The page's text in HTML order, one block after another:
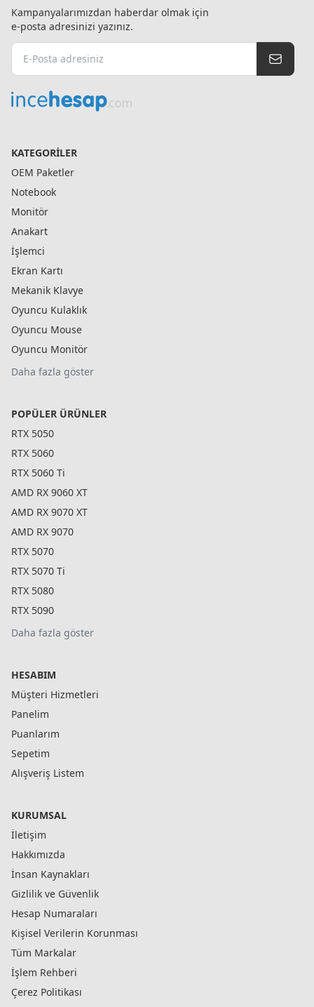
Kampanyalarımızdan haberdar olmak için
e-posta adresinizi yazınız.
KATEGORILER
OEM Paketler
Notebook
Monitör
Anakart
İşlemci
Ekran Kartı
Mekanik Klavye
Oyuncu Kulaklık
Oyuncu Mouse
Oyuncu Monitör
Daha fazla göster
POPÜLER ÜRÜNLER
RTX 5050
RTX 5060
RTX 5060 Ti
AMD RX 9060 XT
AMD RX 9070 XT
AMD RX 9070
RTX 5070
RTX 5070 Ti
RTX 5080
RTX 5090
Daha fazla göster
HESABIM
Müşteri Hizmetleri
Panelim
Puanlarım
Sepetim
Alışveriş Listem
KURUMSAL
İletişim
Hakkımızda
İnsan Kaynakları
Gizlilik ve Güvenlik
Hesap Numaraları
Kişisel Verilerin Korunması
Tüm Markalar
İşlem Rehberi
Çerez Politikası